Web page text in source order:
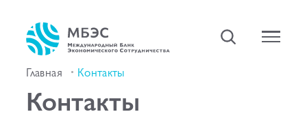
Главная Контакты
Контакты